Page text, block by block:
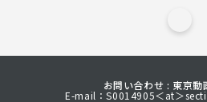
お問い合わせ : 東京動
E-mail：S0014905＜at＞